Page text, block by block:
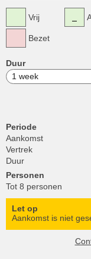
Vrij
Bezet
Duur
Periode
Aankomst
Vertrek
Duur
Personen
Tot 8 personen
Let op
Aankomst is niet